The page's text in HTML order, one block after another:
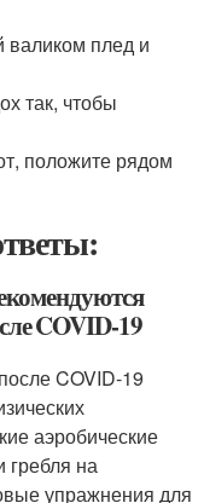
валиком плед и
так, чтобы
положите рядом
COVID-19
COVID-19
аэробические
гребля на
упражнения для